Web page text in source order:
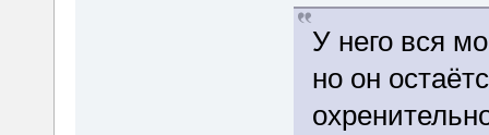
У него вся
но он